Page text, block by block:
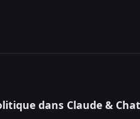
dans Claude &